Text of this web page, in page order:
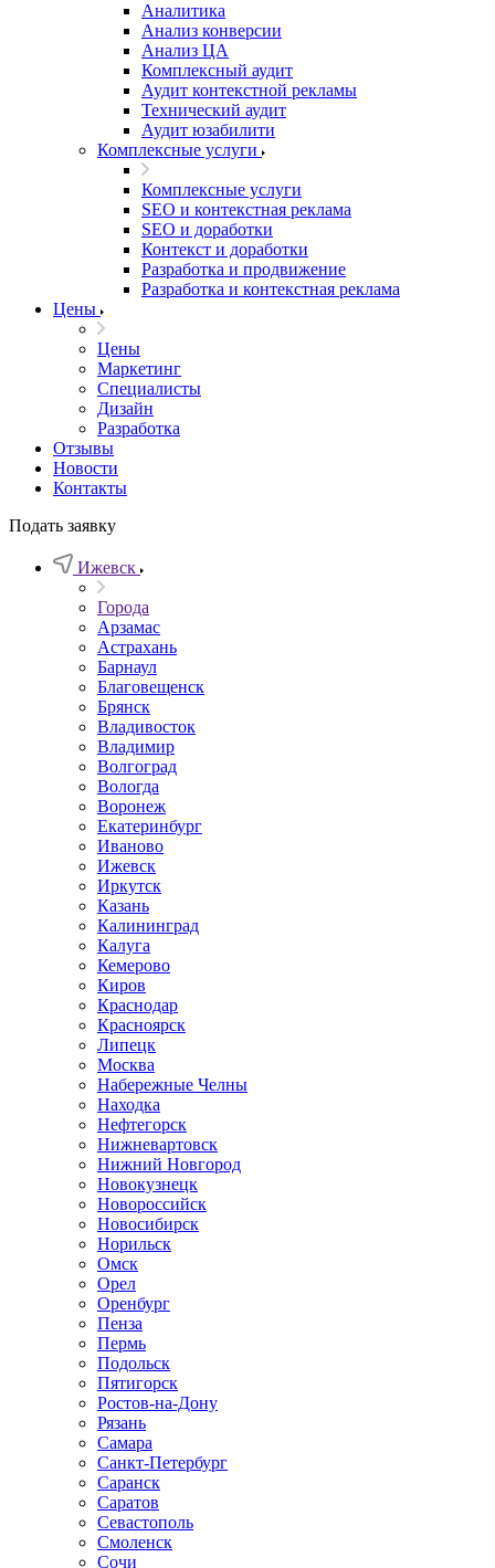
Аналитика
Анализ конверсии
Анализ ЦА
Комплексный аудит
Аудит контекстной рекламы
Технический аудит
Аудит юзабилити
Комплексные услуги
Комплексные услуги
SEO и контекстная реклама
SEO и доработки
Контекст и доработки
Разработка и продвижение
Разработка и контекстная реклама
Цены
Цены
Маркетинг
Специалисты
Дизайн
Разработка
Отзывы
Новости
Контакты
Подать заявку
Ижевск
Города
Арзамас
Астрахань
Барнаул
Благовещенск
Брянск
Владивосток
Владимир
Волгоград
Вологда
Воронеж
Екатеринбург
Иваново
Ижевск
Иркутск
Казань
Калининград
Калуга
Кемерово
Киров
Краснодар
Красноярск
Липецк
Москва
Набережные Челны
Находка
Нефтегорск
Нижневартовск
Нижний Новгород
Новокузнецк
Новороссийск
Новосибирск
Норильск
Омск
Орел
Оренбург
Пенза
Пермь
Подольск
Пятигорск
Ростов-на-Дону
Рязань
Самара
Санкт-Петербург
Саранск
Саратов
Севастополь
Смоленск
Сочи